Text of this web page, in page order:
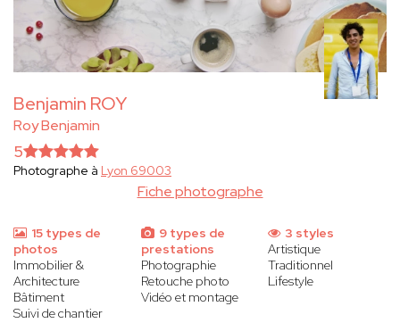
Benjamin ROY
Roy Benjamin
Fiche photographe
5
Photographe à Lyon 69003
15 types de
photos
Immobilier &
Architecture
Bâtiment
Suivi de chantier
9 types de
prestations
Photographie
Retouche photo
Vidéo et montage
3 styles
Artistique
Traditionnel
Lifestyle